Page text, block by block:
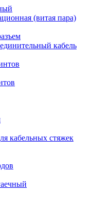
(витая пара)
кабель
кабельных стяжек